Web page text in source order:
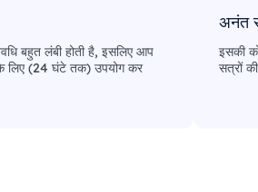
बहुत लंबी होती है, इसलिए आप
लिए (24 घंटे तक) उपयोग कर
अनंत
इसकी
सत्रों